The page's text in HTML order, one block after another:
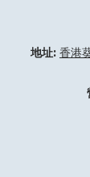
地址: 香港